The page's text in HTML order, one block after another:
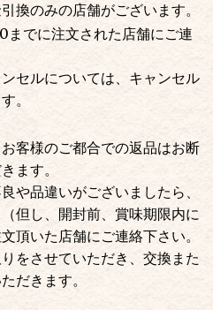
のみの店舗がございます。
までに注文された店舗にご連
セルについては、キャンセル
。
客様のご都合での返品はお断
ます。
や品違いがございましたら、
但し、開封前、賞味期限内に
頂いた店舗にご連絡下さい。
をさせていただき、交換また
だきます。